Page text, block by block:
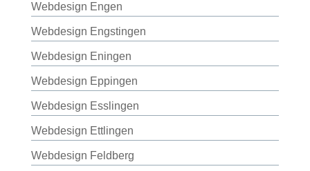
Webdesign Engen
Webdesign Engstingen
Webdesign Eningen
Webdesign Eppingen
Webdesign Esslingen
Webdesign Ettlingen
Webdesign Feldberg